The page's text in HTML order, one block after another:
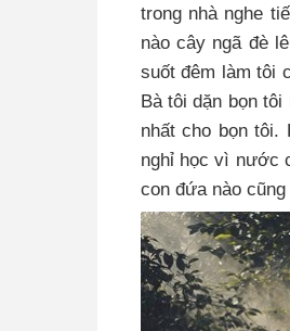
trong nhà nghe
nào cây ngã đè
suốt đêm làm tôi
Bà tôi dặn bọn
nhất cho bọn
nghỉ học vì nước
con đứa nào